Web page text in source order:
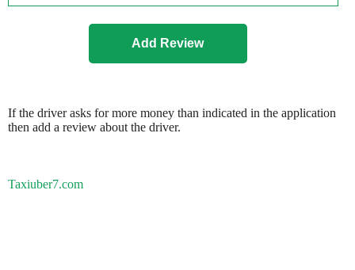
If the driver asks for more money than indicated in the application
then add a review about the driver.
Taxiuber7.com